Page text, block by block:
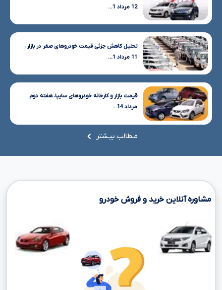
12 مرداد 1...
تحلیل کاهش جزئی قیمت خودروهای صفر در بازار ،
11 مرداد 1...
قیمت بازار و کارخانه خودروهای سایپا، هفته دوم
مرداد 14...
مـطالب بیـشتر
مشاوره آنلاین خرید و فروش خودرو